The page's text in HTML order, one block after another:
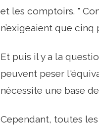
et les comptoirs. "
n’exigeaient que cinq
Et puis il y a la
peuvent peser
nécessite une base
Cependant, toutes